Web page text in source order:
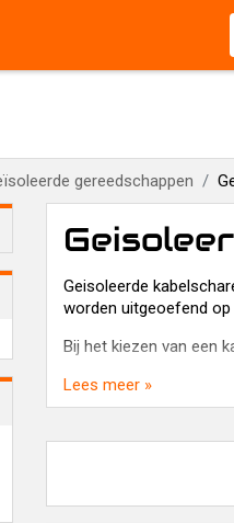
gereedschappen
Geisoleerde
worden uitgeoefend op
Bij het kiezen van een
Lees meer »